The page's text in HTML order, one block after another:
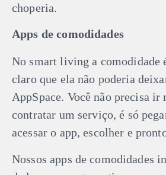
choperia.
Apps de comodidades
No smart living a comodidade
claro que ela não poderia
AppSpace. Você não precisa
contratar um serviço, é só
acessar o app, escolher e
Nossos apps de comodidades